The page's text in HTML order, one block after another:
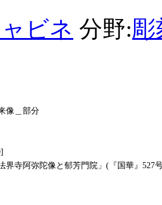
ビネ 分野:彫
像＿部分
界寺阿弥陀像と郁芳門院」(『国華』527